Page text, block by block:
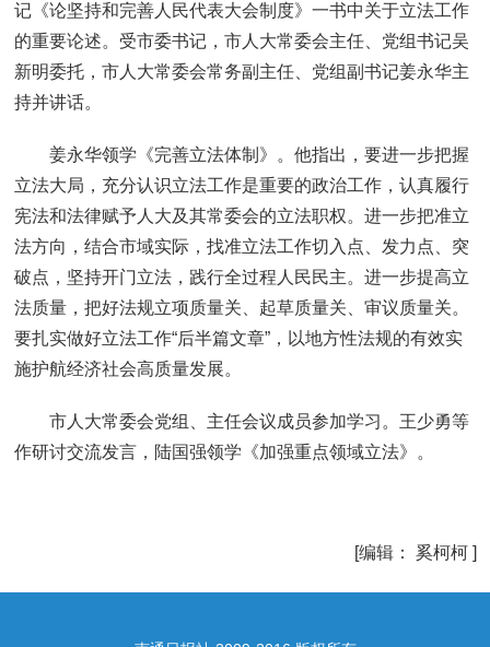
记《论坚持和完善人民代表大会制度》一书中关于立法工作
的重要论述。受市委书记，市人大常委会主任、党组书记吴
新明委托，市人大常委会常务副主任、党组副书记姜永华主
持并讲话。
姜永华领学《完善立法体制》。他指出，要进一步把握
立法大局，充分认识立法工作是重要的政治工作，认真履行
宪法和法律赋予人大及其常委会的立法职权。进一步把准立
法方向，结合市域实际，找准立法工作切入点、发力点、突
破点，坚持开门立法，践行全过程人民民主。进一步提高立
法质量，把好法规立项质量关、起草质量关、审议质量关。
要扎实做好立法工作“后半篇文章”，以地方性法规的有效实
施护航经济社会高质量发展。
市人大常委会党组、主任会议成员参加学习。王少勇等
作研讨交流发言，陆国强领学《加强重点领域立法》。
[编辑： 奚柯柯 ]